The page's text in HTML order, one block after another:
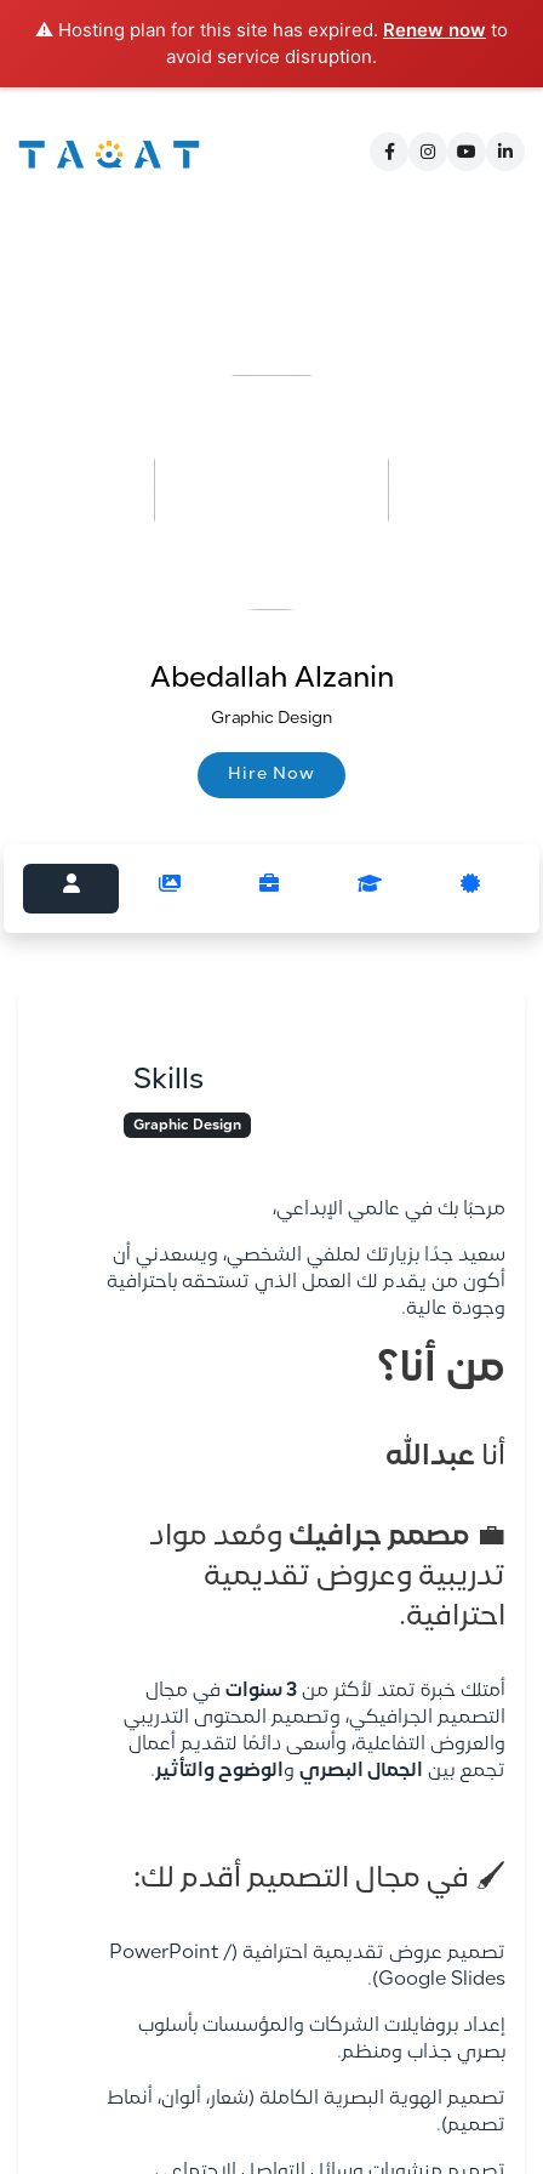
⚠️ Hosting plan for this site has expired. Renew now to
avoid service disruption.
Abedallah Alzanin
Graphic Design
Hire Now
Hire Now
Skills
Graphic Design
مرحبًا بك في عالمي الإبداعي،
سعيد جدًا بزيارتك لملفي الشخصي، ويسعدني أن
أكون من يقدم لك العمل الذي تستحقه باحترافية
وجودة عالية.
من أنا؟
أنا عبدالله
💼 مصمم جرافيك ومُعد مواد
تدريبية وعروض تقديمية
احترافية.
أمتلك خبرة تمتد لأكثر من 3 سنوات
في مجال
التصميم الجرافيكي، وتصميم المحتوى التدريبي
والعروض التفاعلية، وأسعى دائمًا لتقديم أعمال
تجمع بين
الجمال البصري و الوضوح والتأثير.
🖌️ في مجال التصميم أقدم لك:
تصميم عروض تقديمية احترافية (PowerPoint /
Google Slides).
إعداد بروفايلات الشركات والمؤسسات بأسلوب
بصري جذاب ومنظم.
تصميم الهوية البصرية الكاملة (شعار، ألوان، أنماط
تصميم).